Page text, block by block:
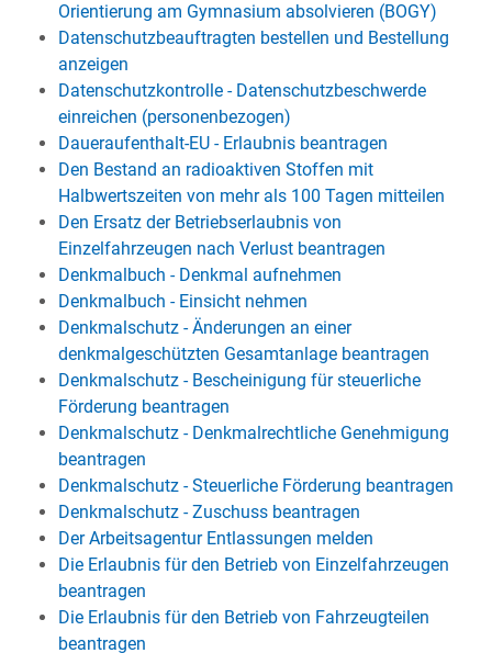
Orientierung am Gymnasium absolvieren (BOGY)
Datenschutzbeauftragten bestellen und Bestellung
anzeigen
Datenschutzkontrolle - Datenschutzbeschwerde
einreichen (personenbezogen)
Daueraufenthalt-EU - Erlaubnis beantragen
Den Bestand an radioaktiven Stoffen mit
Halbwertszeiten von mehr als 100 Tagen mitteilen
Den Ersatz der Betriebserlaubnis von
Einzelfahrzeugen nach Verlust beantragen
Denkmalbuch - Denkmal aufnehmen
Denkmalbuch - Einsicht nehmen
Denkmalschutz - Änderungen an einer
denkmalgeschützten Gesamtanlage beantragen
Denkmalschutz - Bescheinigung für steuerliche
Förderung beantragen
Denkmalschutz - Denkmalrechtliche Genehmigung
beantragen
Denkmalschutz - Steuerliche Förderung beantragen
Denkmalschutz - Zuschuss beantragen
Der Arbeitsagentur Entlassungen melden
Die Erlaubnis für den Betrieb von Einzelfahrzeugen
beantragen
Die Erlaubnis für den Betrieb von Fahrzeugteilen
beantragen